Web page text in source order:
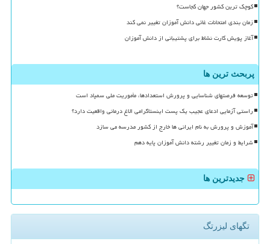
کوچک ترین کشور جهان کجاست؟
زمان بندی امتحانات غائی دانش آموزان تغییر نمی کند
آغاز پویش کارت نشاط برای پشتیبانی از دانش آموزان
پربحث ترین ها
توسعه فرصتهای شناسایی و پرورش استعدادها، مأموریت ملی سمپاد است
راستی آزمایی ادعای عجیب یک پست اینستاگرامی الاغ درمانی واقعیت دارد؟
آموزش و پرورش به نام ایرانی ها خارج از کشور مدرسه می سازد
شرایط و زمان تغییر رشته دانش آموزان پایه دهم
جدیدترین ها
تگهای لیزرتگ